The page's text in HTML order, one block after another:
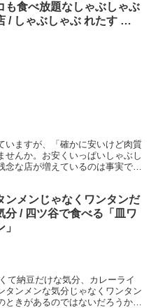
も食べ放題なしゃぶしゃぶ
/ しゃぶしゃぶ れたす 中
いますが、「確かに安いけど肉質
せんか。お安くいっぱいしゃぶし
念な店が増えているのは事実で
ンメンじゃなくワンタンだ
分 / 四ツ谷で食べる「皿ワ
て納豆だけな気分、カレーライ
タンメンな気分じゃなくワンタン
きがあるのではないだろうか。